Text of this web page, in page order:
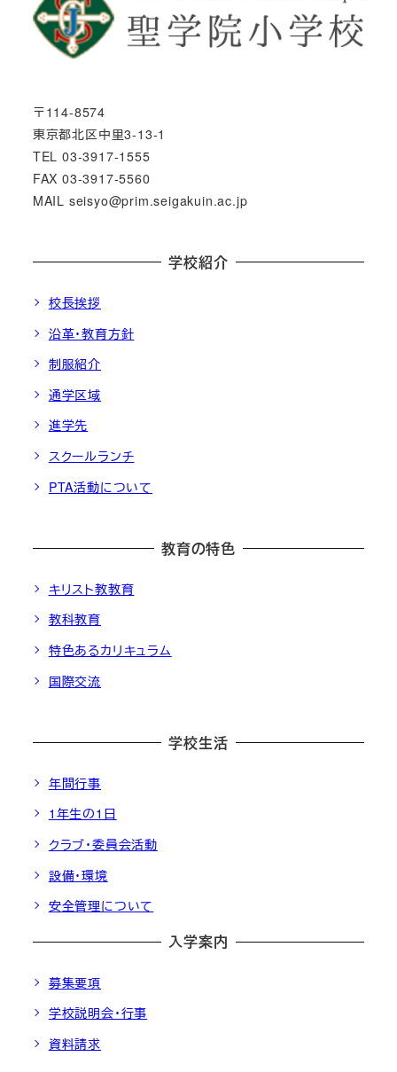
〒114-8574
東京都北区中里3-13-1
TEL 03-3917-1555
FAX 03-3917-5560
MAIL seisyo@prim.seigakuin.ac.jp
学校紹介
校長挨拶
沿革・教育方針
制服紹介
通学区域
進学先
スクールランチ
PTA活動について
教育の特色
キリスト教教育
教科教育
特色あるカリキュラム
国際交流
学校生活
年間行事
1年生の1日
クラブ・委員会活動
設備・環境
安全管理について
入学案内
募集要項
学校説明会・行事
資料請求